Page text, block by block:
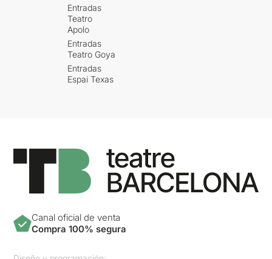
Entradas
Teatro
Apolo
Entradas
Teatro Goya
Entradas
Espai Texas
Canal oficial de venta
Compra 100% segura